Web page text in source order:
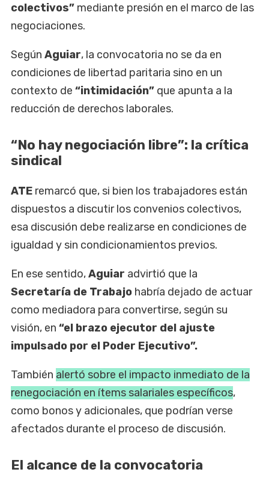
colectivos” mediante presión en el marco de las
negociaciones.
Según Aguiar, la convocatoria no se da en
condiciones de libertad paritaria sino en un
contexto de “intimidación” que apunta a la
reducción de derechos laborales.
“No hay negociación libre”: la crítica
sindical
ATE remarcó que, si bien los trabajadores están
dispuestos a discutir los convenios colectivos,
esa discusión debe realizarse en condiciones de
igualdad y sin condicionamientos previos.
En ese sentido,Aguiar advirtió que la
Secretaría de Trabajo habría dejado de actuar
como mediadora para convertirse, según su
visión, en “el brazo ejecutor del ajuste
impulsado por el Poder Ejecutivo”.
También alertó sobre el impacto inmediato de la
renegociación en ítems salariales específicos,
como bonos y adicionales, que podrían verse
afectados durante el proceso de discusión.
El alcance de la convocatoria